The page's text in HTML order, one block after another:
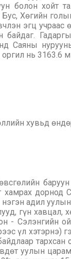
болон хойт
Хөгийн
эгц учраас
Саяны
нь 3163.6
хувьд
адил уулын
гүн
Сэлэнгийн
үл хэтэрнэ)
тархсан
уулын